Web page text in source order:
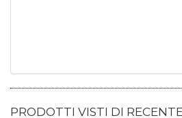
PRODOTTI VISTI DI RECENTE